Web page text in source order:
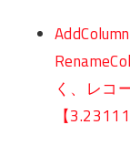
く、レコ
【3.23111